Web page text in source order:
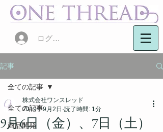
ログイン
記事
全ての記事
商品開発
全ての記事
9月6日（金）、7日（土）
株式会社ワンスレッド
2019年9月2日 読了時間: 1分